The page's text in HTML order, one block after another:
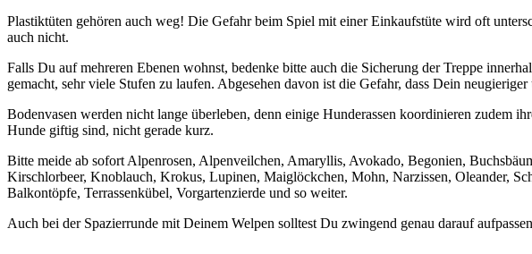
Plastiktüten gehören auch weg! Die Gefahr beim Spiel mit einer Einkaufstüte wird oft
auch nicht.
Falls Du auf mehreren Ebenen wohnst, bedenke bitte auch die Sicherung der Treppe
gemacht, sehr viele Stufen zu laufen. Abgesehen davon ist die Gefahr, dass Dein
Bodenvasen werden nicht lange überleben, denn einige Hunderassen koordinieren zudem
Hunde giftig sind, nicht gerade kurz.
Bitte meide ab sofort Alpenrosen, Alpenveilchen, Amaryllis, Avokado, Begonien,
Kirschlorbeer, Knoblauch, Krokus, Lupinen, Maiglöckchen, Mohn, Narzissen, Oleander,
Balkontöpfe, Terrassenkübel, Vorgartenzierde und so weiter.
Auch bei der Spazierrunde mit Deinem Welpen solltest Du zwingend genau darauf